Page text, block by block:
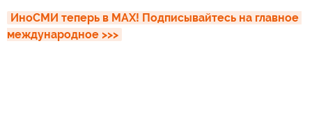
ИноСМИ теперь в MAX! Подписывайтесь на главное
международное >>>